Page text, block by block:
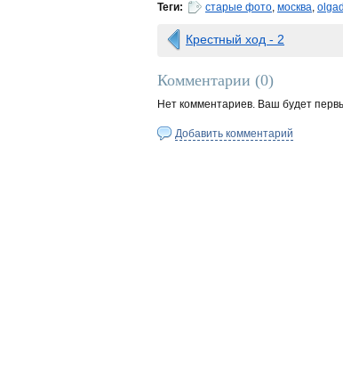
Теги: старые фото, москва,
Крестный ход - 2
Комментарии (0)
Нет комментариев. Ваш будет
Добавить комментарий